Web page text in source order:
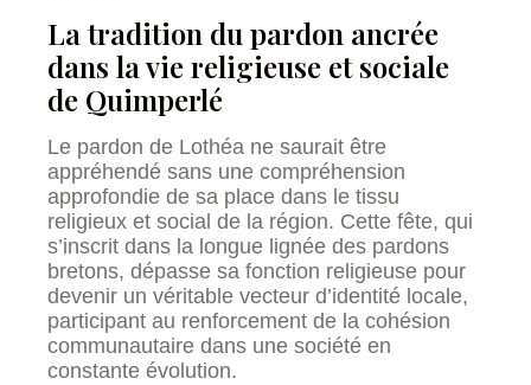
La tradition du pardon ancrée
dans la vie religieuse et sociale
de Quimperlé
Le pardon de Lothéa ne saurait être
appréhendé sans une compréhension
approfondie de sa place dans le tissu
religieux et social de la région. Cette fête, qui
s’inscrit dans la longue lignée des pardons
bretons, dépasse sa fonction religieuse pour
devenir un véritable vecteur d’identité locale,
participant au renforcement de la cohésion
communautaire dans une société en
constante évolution.